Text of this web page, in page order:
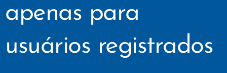
apenas para
usuários registrados